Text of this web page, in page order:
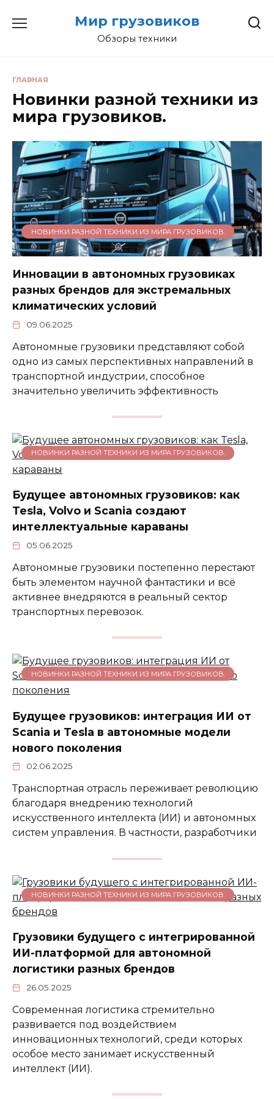
Мир грузовиков
Обзоры техники
ГЛАВНАЯ
Новинки разной техники из
мира грузовиков.
НОВИНКИ РАЗНОЙ ТЕХНИКИ ИЗ МИРА ГРУЗОВИКОВ.
Инновации в автономных грузовиках
разных брендов для экстремальных
климатических условий
09.06.2025
Автономные грузовики представляют собой
одно из самых перспективных направлений в
транспортной индустрии, способное
значительно увеличить эффективность
НОВИНКИ РАЗНОЙ ТЕХНИКИ ИЗ МИРА ГРУЗОВИКОВ.
Будущее автономных грузовиков: как
Tesla, Volvo и Scania создают
интеллектуальные караваны
05.06.2025
Автономные грузовики постепенно перестают
быть элементом научной фантастики и всё
активнее внедряются в реальный сектор
транспортных перевозок.
НОВИНКИ РАЗНОЙ ТЕХНИКИ ИЗ МИРА ГРУЗОВИКОВ.
Будущее грузовиков: интеграция ИИ от
Scania и Tesla в автономные модели
нового поколения
02.06.2025
Транспортная отрасль переживает революцию
благодаря внедрению технологий
искусственного интеллекта (ИИ) и автономных
систем управления. В частности, разработчики
НОВИНКИ РАЗНОЙ ТЕХНИКИ ИЗ МИРА ГРУЗОВИКОВ.
Грузовики будущего с интегрированной
ИИ-платформой для автономной
логистики разных брендов
26.05.2025
Современная логистика стремительно
развивается под воздействием
инновационных технологий, среди которых
особое место занимает искусственный
интеллект (ИИ).